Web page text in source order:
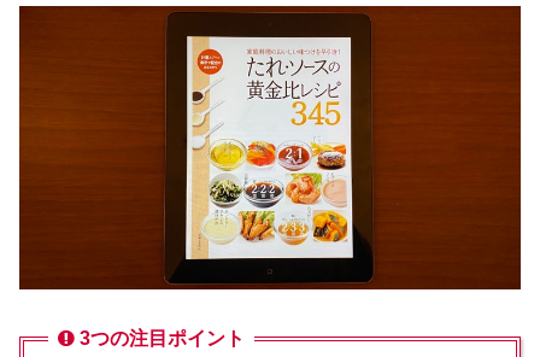
3つの注目ポイント